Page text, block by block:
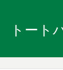
トート